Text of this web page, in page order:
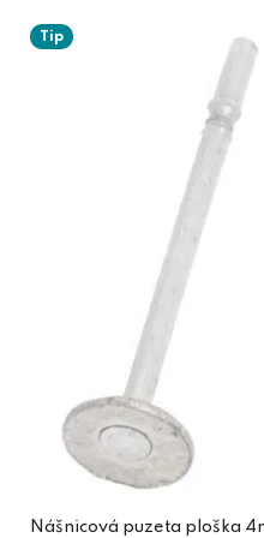
Tip
Nášnicová puzeta ploška